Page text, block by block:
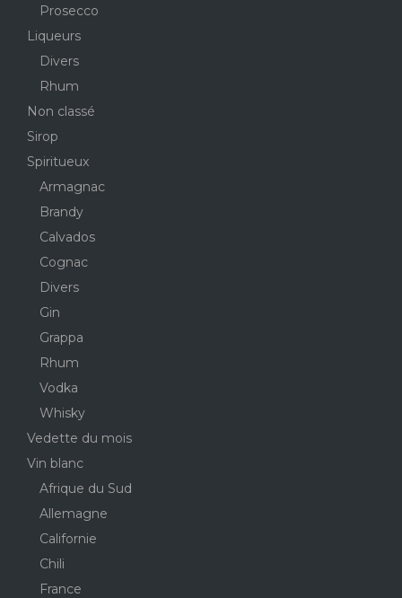
Prosecco
Liqueurs
Divers
Rhum
Non classé
Sirop
Spiritueux
Armagnac
Brandy
Calvados
Cognac
Divers
Gin
Grappa
Rhum
Vodka
Whisky
Vedette du mois
Vin blanc
Afrique du Sud
Allemagne
Californie
Chili
France